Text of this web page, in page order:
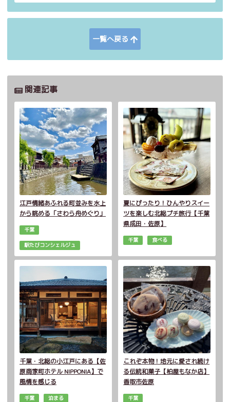
一覧へ戻る
関連記事
江戸情緒あふれる町並みを水上
から眺める「さわら舟めぐり」
千葉
駅たびコンシェルジュ
夏にぴったり！ひんやりスイー
ツを楽しむ北総プチ旅行【千葉
県成田・佐原】
千葉 食べる
千葉・北総の小江戸にある【佐
原商家町ホテル NIPPONIA】で
風情を感じる
千葉 泊まる
これぞ本物！地元に愛され続け
る伝統和菓子【柏屋もなか店】
香取市佐原
千葉